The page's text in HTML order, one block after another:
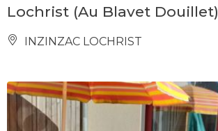
Lochrist (Au Blavet Douillet)
INZINZAC LOCHRIST